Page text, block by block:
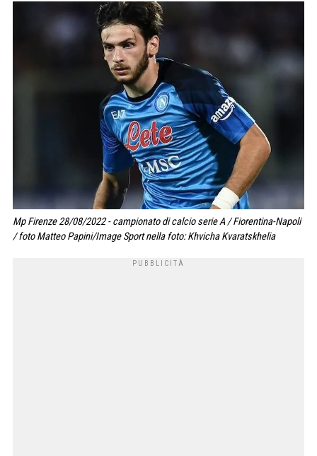
Mp Firenze 28/08/2022 - campionato di calcio serie A / Fiorentina-Napoli
/ foto Matteo Papini/Image Sport nella foto: Khvicha Kvaratskhelia